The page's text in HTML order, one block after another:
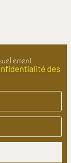
des